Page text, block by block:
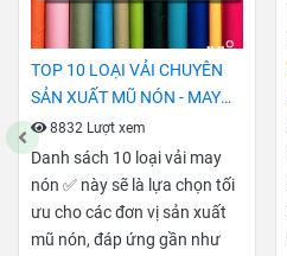
TOP 10 LOẠI VẢI CHUYÊN
SẢN XUẤT MŨ NÓN - MAY
MŨ NÓN
8832 Lượt xem
Danh sách 10 loại vải may
nón ✅ này sẽ là lựa chọn tối
ưu cho các đơn vị sản xuất
mũ nón, đáp ứng gần như